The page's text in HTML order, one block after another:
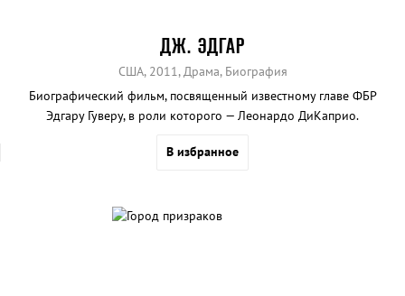
ДЖ. ЭДГАР
США, 2011, Драма, Биография
Биографический фильм, посвященный известному главе ФБР
Эдгару Гуверу, в роли которого — Леонардо ДиКаприо.
В избранное